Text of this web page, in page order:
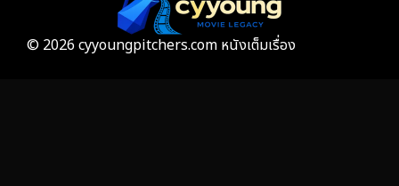
© 2026 cyyoungpitchers.com หนังเต็มเรื่อง